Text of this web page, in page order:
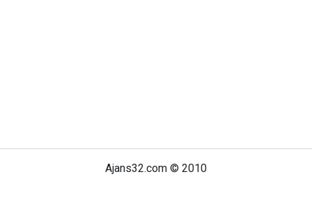
Ajans32.com © 2010